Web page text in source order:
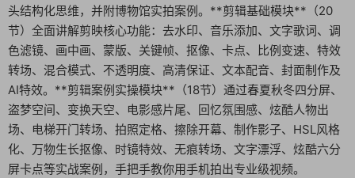
头结构化思维，并附博物馆实拍案例。**剪辑基础模块**（20
节）全面讲解剪映核心功能：去水印、音乐添加、文字歌词、调
色滤镜、画中画、蒙版、关键帧、抠像、卡点、比例变速、特效
转场、混合模式、不透明度、高清保证、文本配音、封面制作及
AI特效。**剪辑案例实操模块**（18节）通过春夏秋冬四分屏、
盗梦空间、变换天空、电影感片尾、回忆氛围感、炫酷人物出
场、电梯开门转场、拍照定格、擦除开幕、制作影子、HSL风格
化、万物生长抠像、时镜特效、无痕转场、文字漂浮、炫酷六分
屏卡点等实战案例，手把手教你用手机拍出专业级视频。